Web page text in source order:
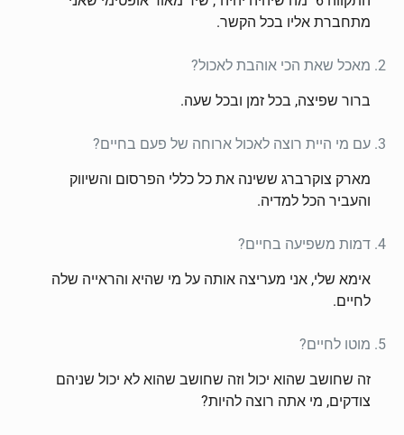
מתחברת אליו בכל הקשר.
מאכל שאת הכי אוהבת לאכול?
ברור שפיצה, בכל זמן ובכל שעה.
עם מי היית רוצה לאכול ארוחה של פעם בחיים?
מארק צוקרברג ששינה את כל כללי הפרסום והשיווק
והעביר הכל למדיה.
דמות משפיעה בחיים?
אימא שלי, אני מעריצה אותה על מי שהיא והראייה שלה
לחיים.
מוטו לחיים?
זה שחושב שהוא יכול וזה שחושב שהוא לא יכול שניהם
צודקים, מי אתה רוצה להיות?